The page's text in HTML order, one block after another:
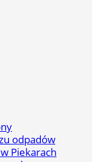
odpadów
Piekarach